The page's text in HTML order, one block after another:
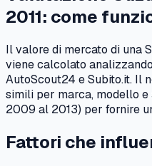
2011: come
Il valore di mercato di una
viene calcolato
AutoScout24 e Subito.it. Il
simili per marca, modello
2009 al 2013) per fornire
Fattori che